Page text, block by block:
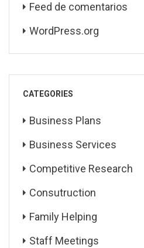
Feed de comentarios
WordPress.org
CATEGORIES
Business Plans
Business Services
Competitive Research
Consutruction
Family Helping
Staff Meetings